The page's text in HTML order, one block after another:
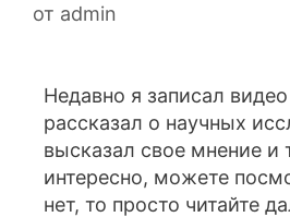
от admin
Недавно я записал
рассказал о научных
высказал свое мнение и
интересно, можете
нет, то просто читайте